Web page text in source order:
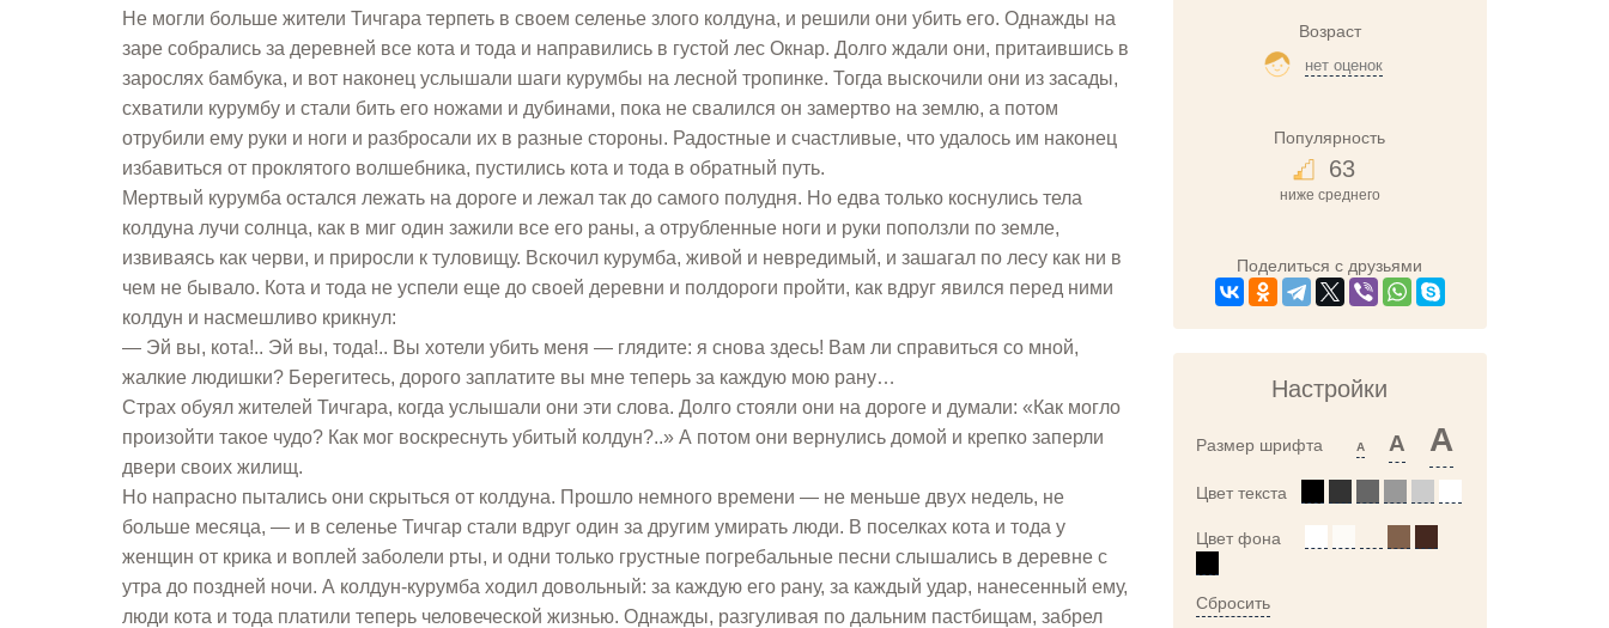
Не могли больше жители Тичгара терпеть в своем селенье злого колдуна, и решили они убить его. Однажды на
заре собрались за деревней все кота и тода и направились в густой лес Окнар. Долго ждали они, притаившись в
зарослях бамбука, и вот наконец услышали шаги курумбы на лесной тропинке. Тогда выскочили они из засады,
схватили курумбу и стали бить его ножами и дубинами, пока не свалился он замертво на землю, а потом
отрубили ему руки и ноги и разбросали их в разные стороны. Радостные и счастливые, что удалось им наконец
избавиться от проклятого волшебника, пустились кота и тода в обратный путь.
Мертвый курумба остался лежать на дороге и лежал так до самого полудня. Но едва только коснулись тела
колдуна лучи солнца, как в миг один зажили все его раны, а отрубленные ноги и руки поползли по земле,
извиваясь как черви, и приросли к туловищу. Вскочил курумба, живой и невредимый, и зашагал по лесу как ни в
чем не бывало. Кота и тода не успели еще до своей деревни и полдороги пройти, как вдруг явился перед ними
колдун и насмешливо крикнул:
— Эй вы, кота!.. Эй вы, тода!.. Вы хотели убить меня — глядите: я снова здесь! Вам ли справиться со мной,
жалкие людишки? Берегитесь, дорого заплатите вы мне теперь за каждую мою рану…
Страх обуял жителей Тичгара, когда услышали они эти слова. Долго стояли они на дороге и думали: «Как могло
произойти такое чудо? Как мог воскреснуть убитый колдун?..» А потом они вернулись домой и крепко заперли
двери своих жилищ.
Но напрасно пытались они скрыться от колдуна. Прошло немного времени — не меньше двух недель, не
больше месяца, — и в селенье Тичгар стали вдруг один за другим умирать люди. В поселках кота и тода у
женщин от крика и воплей заболели рты, и одни только грустные погребальные песни слышались в деревне с
утра до поздней ночи. А колдун-курумба ходил довольный: за каждую его рану, за каждый удар, нанесенный ему,
люди кота и тода платили теперь человеческой жизнью. Однажды, разгуливая по дальним пастбищам, забрел
Возраст
нет оценок
Популярность
63
ниже среднего
Поделиться с друзьями
Настройки
Размер шрифта A A A
Цвет текста
Цвет фона
Сбросить